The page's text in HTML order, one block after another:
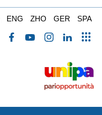
ENG ZHO GER SPA